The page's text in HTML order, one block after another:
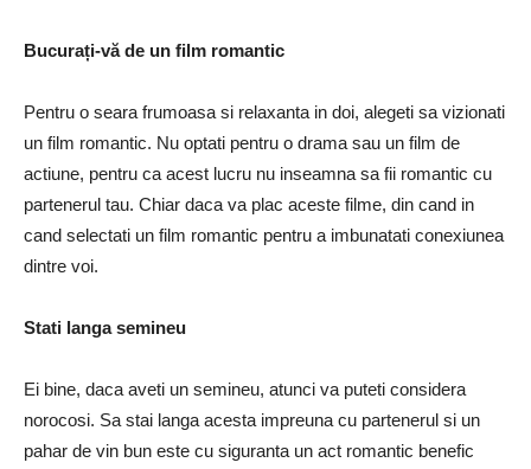
Bucurați-vă de un film romantic
Pentru o seara frumoasa si relaxanta in doi, alegeti sa vizionati
un film romantic. Nu optati pentru o drama sau un film de
actiune, pentru ca acest lucru nu inseamna sa fii romantic cu
partenerul tau. Chiar daca va plac aceste filme, din cand in
cand selectati un film romantic pentru a imbunatati conexiunea
dintre voi.
Stati langa semineu
Ei bine, daca aveti un semineu, atunci va puteti considera
norocosi. Sa stai langa acesta impreuna cu partenerul si un
pahar de vin bun este cu siguranta un act romantic benefic